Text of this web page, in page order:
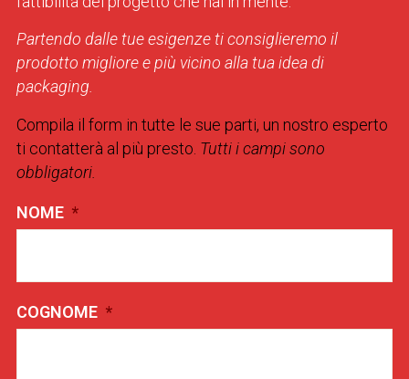
Partendo dalle tue esigenze ti consiglieremo il
prodotto migliore e più vicino alla tua idea di
packaging.
Compila il form in tutte le sue parti, un nostro esperto
ti contatterà al più presto. Tutti i campi sono
obbligatori.
NOME *
COGNOME *